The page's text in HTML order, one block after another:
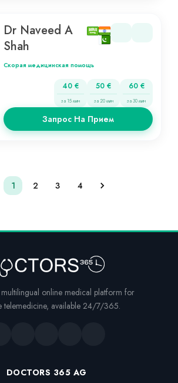
Dr Naveed A
Shah
Скорая медицинская помощь
40 €
за 15 мин
50 €
за 20 мин
60 €
за 30 мин
Запрос На Прием
1 2 3 4
multilingual online medical platform for
telemedicine, available 24/7/365.
DOCTORS 365 AG